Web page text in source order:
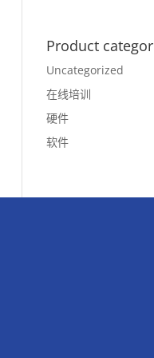
Product
Uncategorized
在线培训
硬件
软件